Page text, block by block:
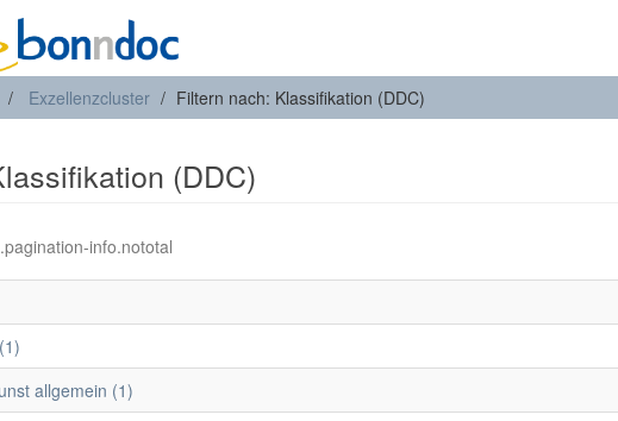
Exzellenzcluster Filtern nach: Klassifikation (DDC)
(DDC)
info.nototal
allgemein (1)